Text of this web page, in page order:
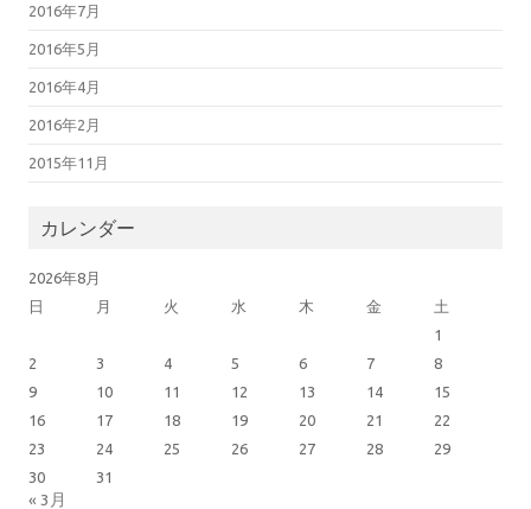
2016年7月
2016年5月
2016年4月
2016年2月
2015年11月
カレンダー
2026年8月
日
月 火 水 木 金
土
1
2
3 4 5 6 7
8
9
10 11 12 13 14
15
16
17 18 19 20 21
22
23
24 25 26 27 28
29
30
31
« 3月